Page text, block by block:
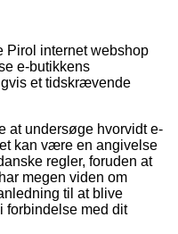
Pirol internet webshop
e-butikkens
et tidskrævende
at undersøge hvorvidt e-
kan være en angivelse
regler, foruden at
megen viden om
til at blive
forbindelse med dit